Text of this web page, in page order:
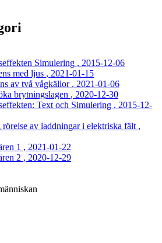
Simulering , 2015-12-06
med ljus , 2021-01-15
av två vågkällor , 2021-01-06
brytningslagen , 2020-12-30
Text och Simulering , 2015-12-
av laddningar i elektriska fält ,
1 , 2021-01-22
2 , 2020-12-29